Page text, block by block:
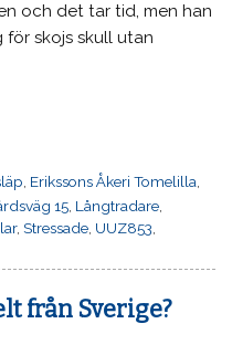
och det tar tid, men han
skojs skull utan
Erikssons Åkeri Tomelilla
15 Långtradare
,Stressade UUZ853
från Sverige?